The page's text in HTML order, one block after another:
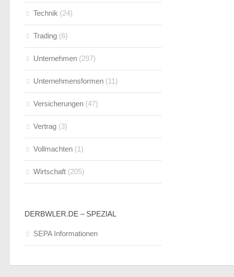
Technik (24)
Trading (6)
Unternehmen (297)
Unternehmensformen (11)
Versicherungen (47)
Vertrag (3)
Vollmachten (1)
Wirtschaft (205)
DERBWLER.DE – SPEZIAL
SEPA Informationen